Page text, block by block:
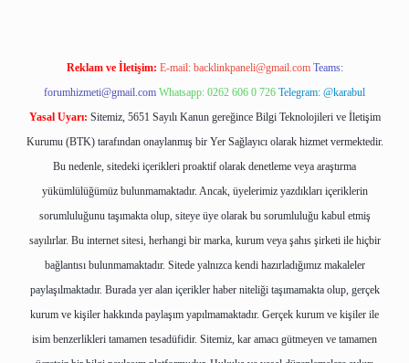
Reklam ve İletişim: E-mail: backlinkpaneli@gmail.com Teams:
forumhizmeti@gmail.com Whatsapp: 0262 606 0 726 Telegram: @karabul
Yasal Uyarı: Sitemiz, 5651 Sayılı Kanun gereğince Bilgi Teknolojileri ve İletişim
Kurumu (BTK) tarafından onaylanmış bir Yer Sağlayıcı olarak hizmet vermektedir.
Bu nedenle, sitedeki içerikleri proaktif olarak denetleme veya araştırma
yükümlülüğümüz bulunmamaktadır. Ancak, üyelerimiz yazdıkları içeriklerin
sorumluluğunu taşımakta olup, siteye üye olarak bu sorumluluğu kabul etmiş
sayılırlar. Bu internet sitesi, herhangi bir marka, kurum veya şahıs şirketi ile hiçbir
bağlantısı bulunmamaktadır. Sitede yalnızca kendi hazırladığımız makaleler
paylaşılmaktadır. Burada yer alan içerikler haber niteliği taşımamakta olup, gerçek
kurum ve kişiler hakkında paylaşım yapılmamaktadır. Gerçek kurum ve kişiler ile
isim benzerlikleri tamamen tesadüfidir. Sitemiz, kar amacı gütmeyen ve tamamen